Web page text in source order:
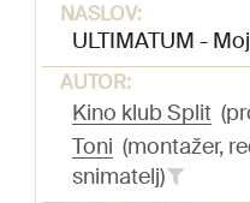
NASLOV:
ULTIMATUM -
AUTOR:
Kino klub Split
Toni (montažer,
snimatelj)